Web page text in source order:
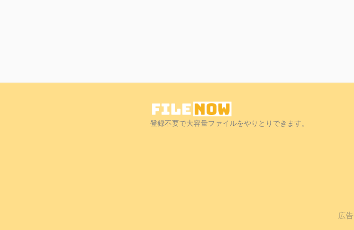
登録不要で大容量ファイルをやりとりできます。
広告